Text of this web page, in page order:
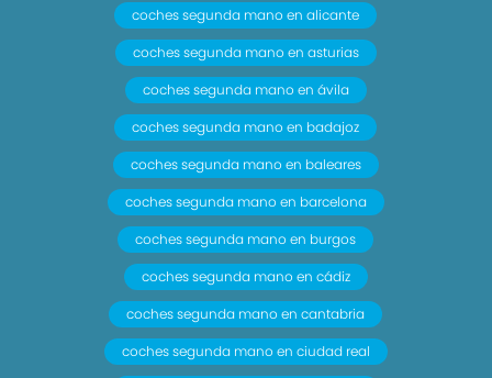
coches segunda mano en alicante
coches segunda mano en asturias
coches segunda mano en ávila
coches segunda mano en badajoz
coches segunda mano en baleares
coches segunda mano en barcelona
coches segunda mano en burgos
coches segunda mano en cádiz
coches segunda mano en cantabria
coches segunda mano en ciudad real